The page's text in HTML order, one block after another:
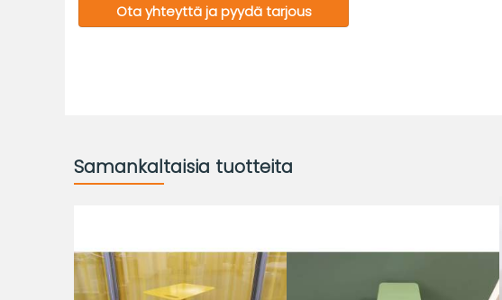
Ota yhteyttä ja pyydä tarjous
Samankaltaisia tuotteita